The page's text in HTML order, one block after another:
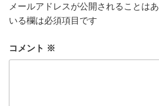
メールアドレスが公開されることはあ
いる欄は必須項目です
コメント ※